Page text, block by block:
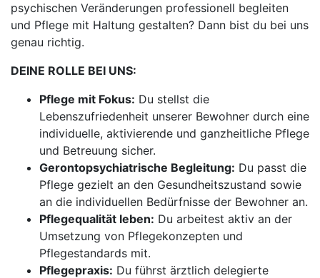
psychischen Veränderungen professionell begleiten
und Pflege mit Haltung gestalten? Dann bist du bei uns
genau richtig.
DEINE ROLLE BEI UNS:
Pflege mit Fokus: Du stellst die
Lebenszufriedenheit unserer Bewohner durch eine
individuelle, aktivierende und ganzheitliche Pflege
und Betreuung sicher.
Gerontopsychiatrische Begleitung: Du passt die
Pflege gezielt an den Gesundheitszustand sowie
an die individuellen Bedürfnisse der Bewohner an.
Pflegequalität leben: Du arbeitest aktiv an der
Umsetzung von Pflegekonzepten und
Pflegestandards mit.
Pflegepraxis: Du führst ärztlich delegierte